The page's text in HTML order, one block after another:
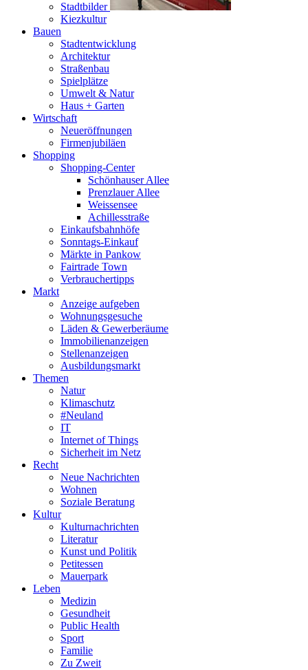
Stadtbilder
Kiezkultur
Bauen
Stadtentwicklung
Architektur
Straßenbau
Spielplätze
Umwelt & Natur
Haus + Garten
Wirtschaft
Neueröffnungen
Firmenjubiläen
Shopping
Shopping-Center
Schönhauser Allee
Prenzlauer Allee
Weissensee
Achillesstraße
Einkaufsbahnhöfe
Sonntags-Einkauf
Märkte in Pankow
Fairtrade Town
Verbrauchertipps
Markt
Anzeige aufgeben
Wohnungsgesuche
Läden & Gewerberäume
Immobilienanzeigen
Stellenanzeigen
Ausbildungsmarkt
Themen
Natur
Klimaschutz
#Neuland
IT
Internet of Things
Sicherheit im Netz
Recht
Neue Nachrichten
Wohnen
Soziale Beratung
Kultur
Kulturnachrichten
Literatur
Kunst und Politik
Petitessen
Mauerpark
Leben
Medizin
Gesundheit
Public Health
Sport
Familie
Zu Zweit